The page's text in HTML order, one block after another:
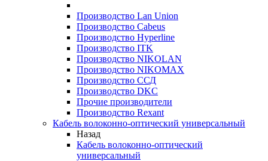
Производство Lan Union
Производство Cabeus
Производство Hyperline
Производство ITK
Производство NIKOLAN
Производство NIKOMAX
Производство ССД
Производство DKC
Прочие производители
Производство Rexant
Кабель волоконно-оптический универсальный
Назад
Кабель волоконно-оптический
универсальный